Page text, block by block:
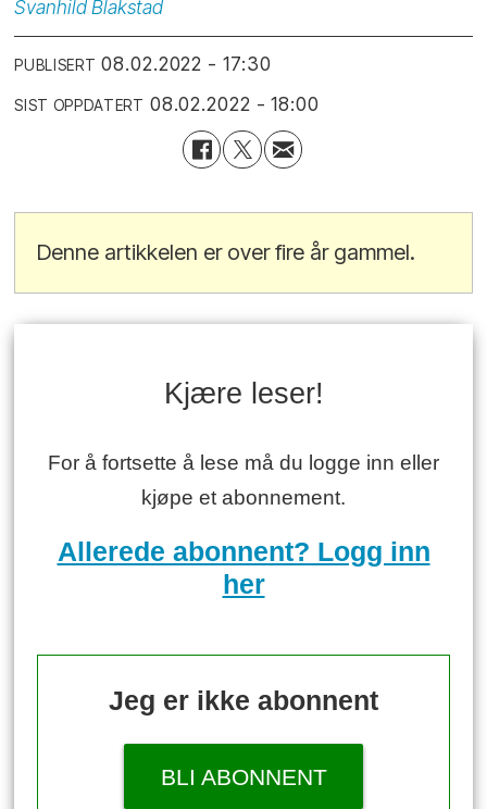
Svanhild Blakstad
PUBLISERT 08.02.2022 - 17:30
SIST OPPDATERT 08.02.2022 - 18:00
Denne artikkelen er over fire år gammel.
Kjære leser!
For å fortsette å lese må du logge inn eller
kjøpe et abonnement.
Allerede abonnent? Logg inn
her
Jeg er ikke abonnent
BLI ABONNENT